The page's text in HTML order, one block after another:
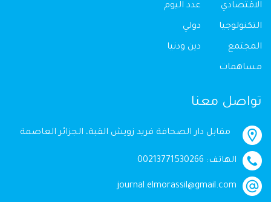
الاقتصادي
التكنولوجيا
المجتمع
مساهمات
عدد اليوم
دولي
دين ودنيا
تواصل معنا
مقابل دار الصحافة فريد زويش القبة، الجزائر العاصمة
الهاتف: 00213771530266
journal.elmorassil@gmail.com